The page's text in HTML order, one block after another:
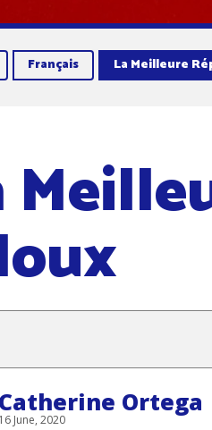
Français La Meilleure
Catherine Ortega
16 June, 2020